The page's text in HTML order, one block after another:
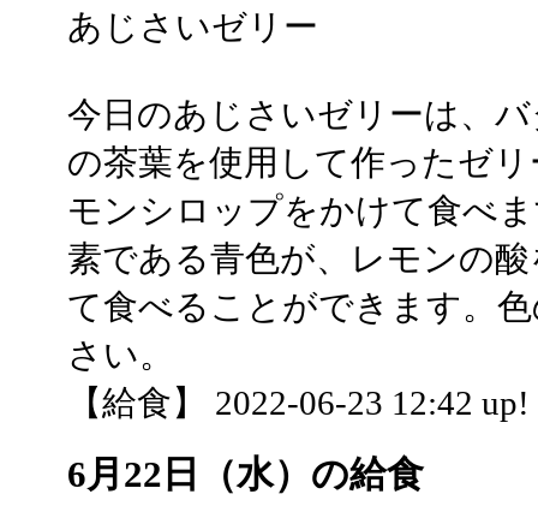
あじさいゼリー
今日のあじさいゼリーは、
の茶葉を使用して作ったゼ
モンシロップをかけて食べ
素である青色が、レモンの
て食べることができます。
さい。
【給食】 2022-06-23 12:42 up!
6月22日（水）の給食